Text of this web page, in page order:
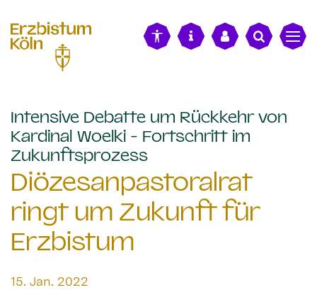
Intensive Debatte um Rückkehr von
Kardinal Woelki - Fortschritt im
Zukunftsprozess:
Diözesanpastoralrat
ringt um Zukunft für
Erzbistum
Datum:
15. Jan. 2022